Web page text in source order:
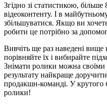
Згідно зі статистикою, більше
відеоконтенту. І в
збільшуватися. Якщо ви
робити це потрібно за
Вивчіть ще раз наведені вище
порівняйте їх і вибирайте
Знімати ролики можна
результату найкраще
продакшн-команді. У крутого
ролики!